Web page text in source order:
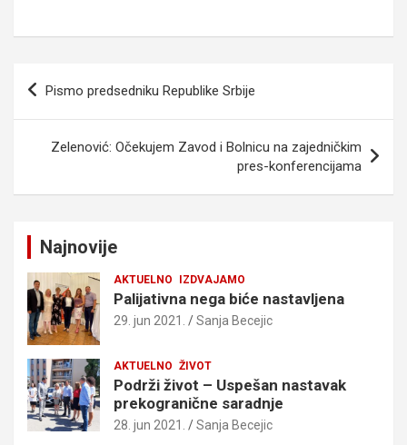
Kretanje
Pismo predsedniku Republike Srbije
Zelenović: Očekujem Zavod i Bolnicu na zajedničkim
pres-konferencijama
Najnovije
AKTUELNO IZDVAJAMO
Palijativna nega biće nastavljena
29. jun 2021. Sanja Becejic
AKTUELNO ŽIVOT
Podrži život – Uspešan nastavak
prekogranične saradnje
28. jun 2021. Sanja Becejic